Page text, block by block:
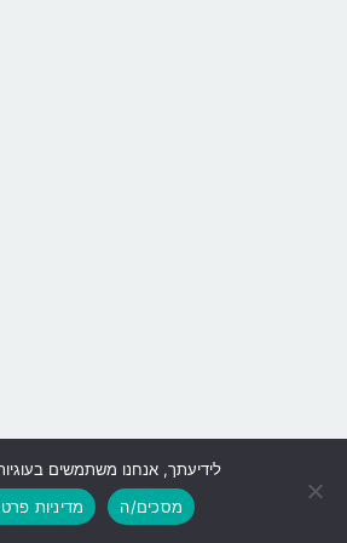
גלילה
לראש
לידיעתך, אנחנו משתמשים
מסכים/ה
מדיניות